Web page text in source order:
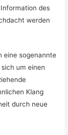
des
werden
eine sogenannte
um einen
Klang
durch neue